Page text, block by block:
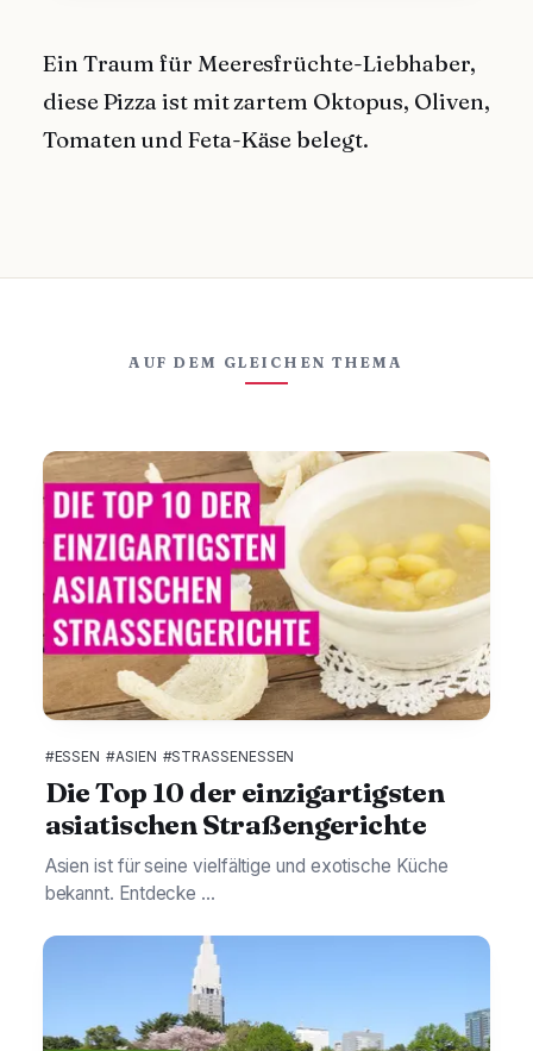
Ein Traum für Meeresfrüchte-Liebhaber,
diese Pizza ist mit zartem Oktopus, Oliven,
Tomaten und Feta-Käse belegt.
AUF DEM GLEICHEN THEMA
#ESSEN #ASIEN #STRASSENESSEN
Die Top 10 der einzigartigsten
asiatischen Straßengerichte
Asien ist für seine vielfältige und exotische Küche
bekannt. Entdecke ...